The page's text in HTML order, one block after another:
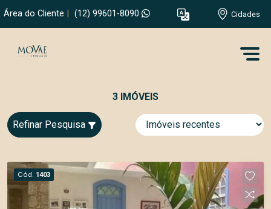
Área do Cliente (12) 99601-8090 Cidades
3 IMÓVEIS
Refinar Pesquisa
Cód. 1403